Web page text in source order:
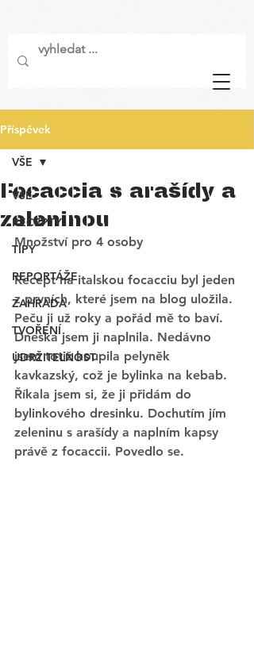
Příspěvek
VŠE
RECEPTY
TIPY
REPORTÁŽE
ZAHRADA
TVOŘENÍ
UDRŽITELNOST
VŠE
Focaccia s arašídy a
zeleninou
Množství pro 4 osoby
Recept na italskou focacciu byl jeden
z prvních, které jsem na blog uložila.
Peču ji už roky a pořád mě to baví.
Dneska jsem ji naplnila. Nedávno
jsem totiž koupila pelyněk
kavkazský, což je bylinka na kebab.
Říkala jsem si, že ji přidám do
bylinkového dresinku. Dochutím jím
zeleninu s arašídy a naplním kapsy
právě z focaccii. Povedlo se.